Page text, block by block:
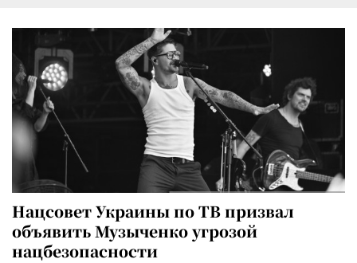
Нацсовет Украины по ТВ призвал
объявить Музыченко угрозой
нацбезопасности